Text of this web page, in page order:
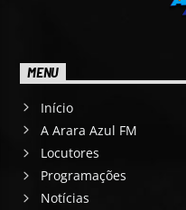
MENU
Início
A Arara Azul FM
Locutores
Programações
Notícias